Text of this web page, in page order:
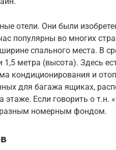
отели. Они были
популярны во многих
спального места. В
метра (высота). Здесь
кондиционирования и
для багажа ящиках,
этаже. Если говорить о т.н.
номерным фондом.